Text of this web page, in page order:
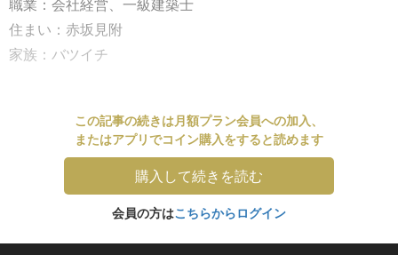
住まい：赤坂見附
家族：バツイチ
この記事の続きは月額プラン会員への加入、
またはアプリでコイン購入をすると読めます
購入して続きを読む
会員の方はこちらからログイン